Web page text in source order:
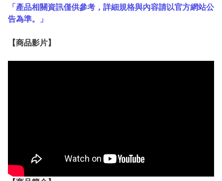
「產品相關資訊僅供參考，詳細規格與內容請以官方網站公
告為準。」
【商品影片】